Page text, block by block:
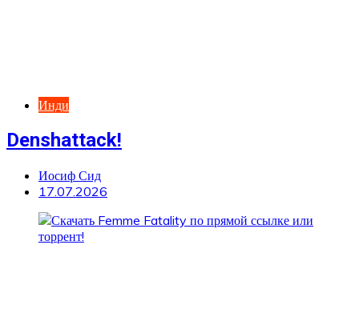
Инди
Denshattack!
Иосиф Сид
17.07.2026